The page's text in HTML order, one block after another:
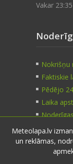
Vakar 23:35
Nokrišņu
Faktiskie
Pēdējo
Laika
Meteolapa.lv
un reklāmas,